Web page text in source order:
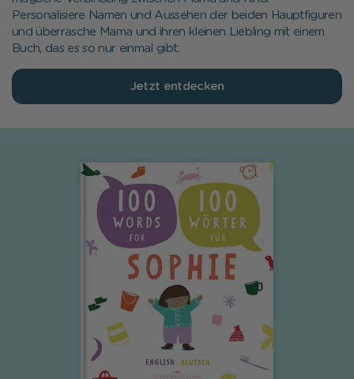
Personalisiere Namen und Aussehen der beiden Hauptfiguren
und überrasche Mama und ihren kleinen Liebling mit einem
Buch, das es so nur einmal gibt.
Jetzt entdecken